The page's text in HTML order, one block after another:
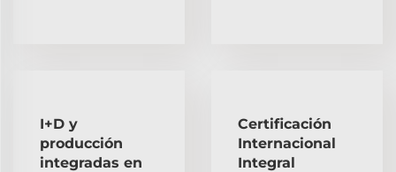
I+D y
producción
integradas en
Certificación
Internacional
Integral